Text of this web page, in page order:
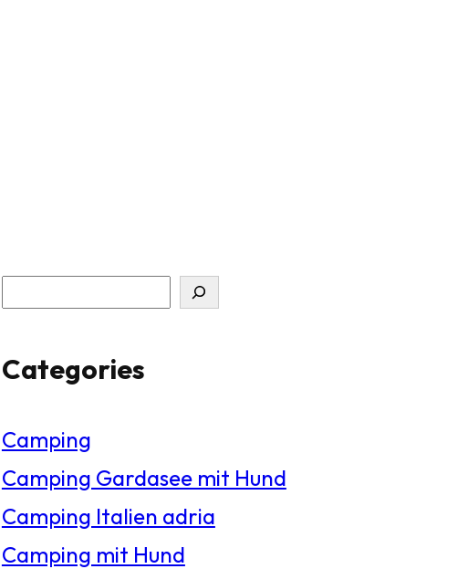
c
e
n
Categories
Camping
Camping Gardasee mit Hund
Camping Italien adria
Camping mit Hund